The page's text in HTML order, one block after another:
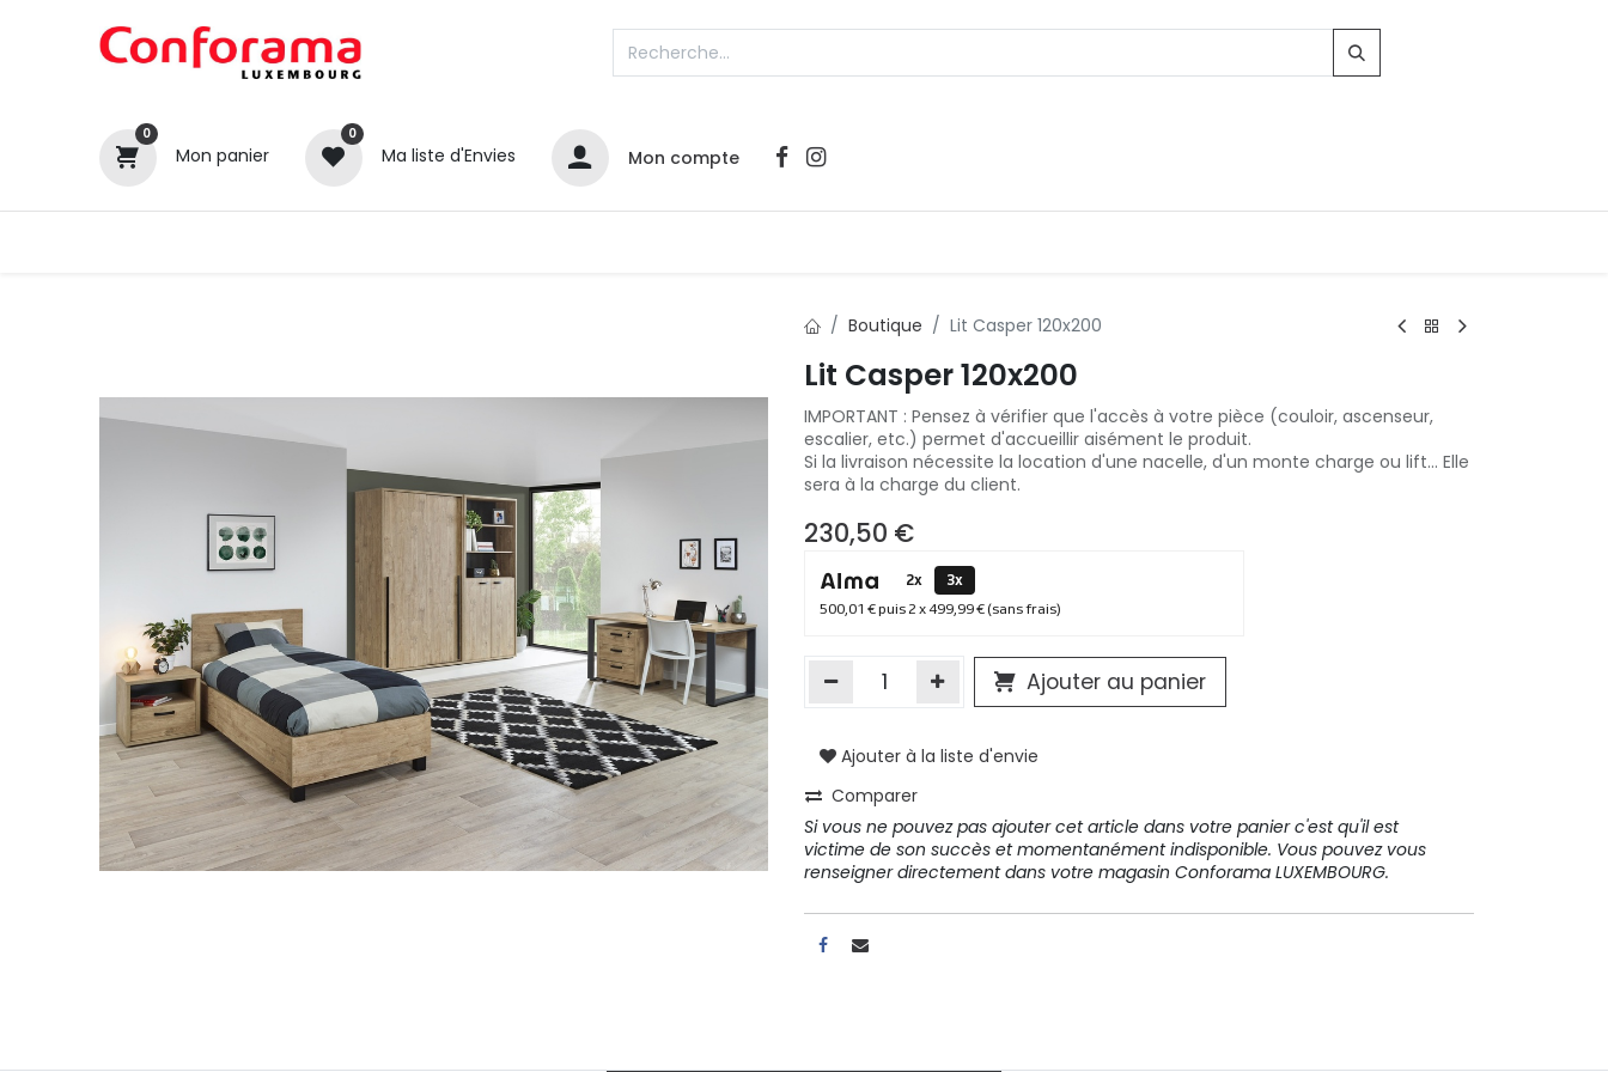
0
Mon panier
0
Ma liste d'Envies Mon compte
Boutique Lit Casper 120x200
Lit Casper 120x200
IMPORTANT : Pensez à vérifier que l'accès à votre pièce (couloir, ascenseur,
escalier, etc.) permet d'accueillir aisément le produit.
Si la livraison nécessite la location d'une nacelle, d'un monte charge ou lift... Elle
sera à la charge du client.
230,50 €
2x
3x
500,01 € puis 2 x 499,99 € (sans frais)
Ajouter au panier
Ajouter à la liste d'envie
Comparer
Si vous ne pouvez pas ajouter cet article dans votre panier c'est qu'il est
victime de son succès et momentanément indisponible. Vous pouvez vous
renseigner directement dans votre magasin Conforama LUXEMBOURG.